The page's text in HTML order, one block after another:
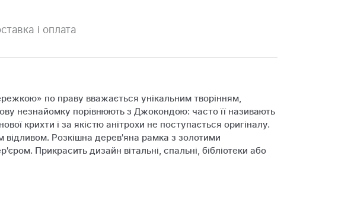
і оплата
по праву вважається унікальним творінням,
незнайомку порівнюють з Джокондою: часто її називають
крихти і за якістю анітрохи не поступається оригіналу.
відливом. Розкішна дерев'яна рамка з золотими
Прикрасить дизайн вітальні, спальні, бібліотеки або